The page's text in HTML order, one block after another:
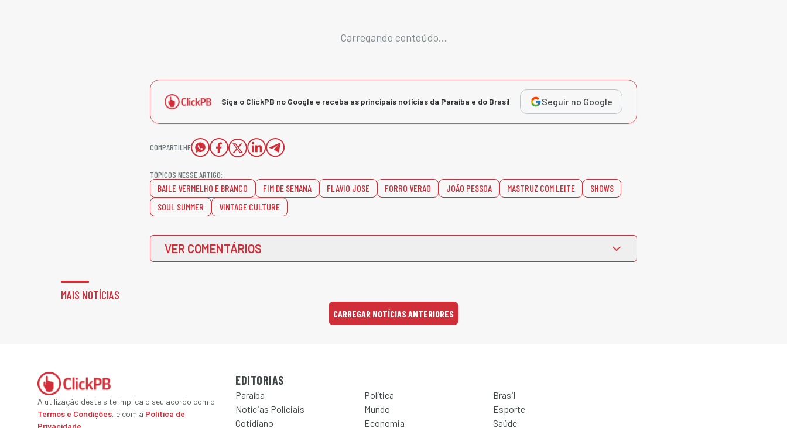
Carregando conteúdo...
Siga o ClickPB no Google e receba as principais notícias da Paraíba e do Brasil Seguir no Google
COMPARTILHE
TÓPICOS NESSE ARTIGO:
BAILE VERMELHO E BRANCO FIM DE SEMANA FLAVIO JOSE FORRO VERAO JOÃO PESSOA MASTRUZ COM LEITE
SHOWS
SOUL SUMMER
VINTAGE CULTURE
VER COMENTÁRIOS
MAIS NOTÍCIAS
CARREGAR NOTÍCIAS ANTERIORES
A utilização deste site implica o seu acordo com o
Termos e Condições, e com a Política de
Privacidade
EDITORIAS
Paraíba Política
Brasil
Notícias Policiais
Mundo
Esporte
Cotidiano
Economia Saúde